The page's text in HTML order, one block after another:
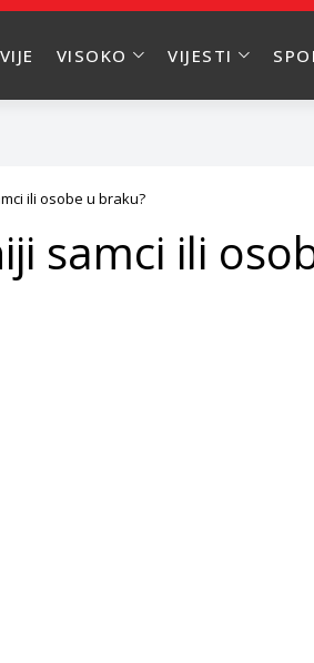
VISOKO VIJESTI
ili osobe u braku?
samci ili